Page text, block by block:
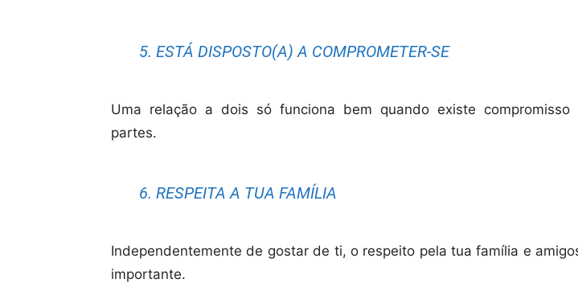
5. ESTÁ DISPOSTO(A) A COMPROMETER-SE
Uma relação a dois só funciona bem quando existe
partes.
6. RESPEITA A TUA FAMÍLIA
Independentemente de gostar de ti, o respeito pela tua família e
importante.